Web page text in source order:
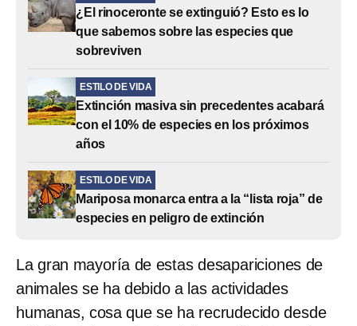
¿El rinoceronte se extinguió? Esto es lo
que sabemos sobre las especies que
sobreviven
ESTILO DE VIDA
Extinción masiva sin precedentes acabará
con el 10% de especies en los próximos
años
ESTILO DE VIDA
Mariposa monarca entra a la “lista roja” de
especies en peligro de extinción
La gran mayoría de estas desapariciones de
animales se ha debido a las actividades
humanas, cosa que se ha recrudecido desde